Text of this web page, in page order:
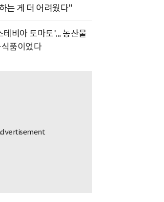
는 게 더 어려웠다"
테비아 토마토'... 농산물
품이었다